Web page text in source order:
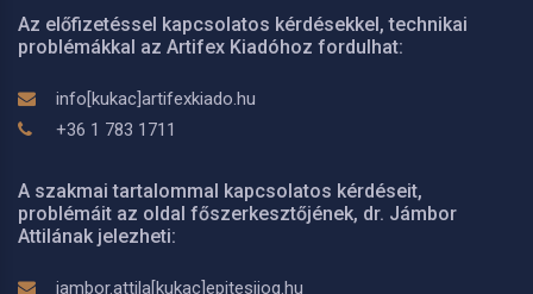
Az előfizetéssel kapcsolatos kérdésekkel, technikai
problémákkal az Artifex Kiadóhoz fordulhat:
info[kukac]artifexkiado.hu
+36 1 783 1711
A szakmai tartalommal kapcsolatos kérdéseit,
problémáit az oldal főszerkesztőjének, dr. Jámbor
Attilának jelezheti:
jambor.attila[kukac]epitesijog.hu